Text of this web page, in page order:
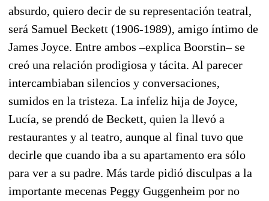
absurdo, quiero decir de su representación teatral,
será Samuel Beckett (1906-1989), amigo íntimo de
James Joyce. Entre ambos –explica Boorstin– se
creó una relación prodigiosa y tácita. Al parecer
intercambiaban silencios y conversaciones,
sumidos en la tristeza. La infeliz hija de Joyce,
Lucía, se prendó de Beckett, quien la llevó a
restaurantes y al teatro, aunque al final tuvo que
decirle que cuando iba a su apartamento era sólo
para ver a su padre. Más tarde pidió disculpas a la
importante mecenas Peggy Guggenheim por no